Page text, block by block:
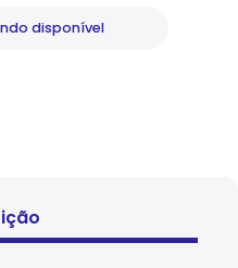
disponível